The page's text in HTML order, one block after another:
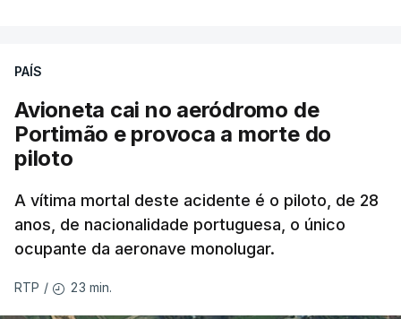
PAÍS
Avioneta cai no aeródromo de
Portimão e provoca a morte do
piloto
A vítima mortal deste acidente é o piloto, de 28
anos, de nacionalidade portuguesa, o único
ocupante da aeronave monolugar.
RTP / 23 min.